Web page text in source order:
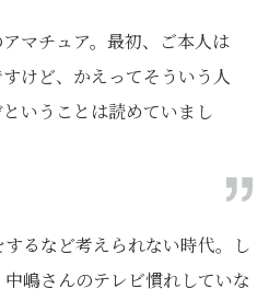
アマチュア。最初、ご本人は
けど、かえってそういう人
いうことは読めていまし
るなど考えられない時代。し
嶋さんのテレビ慣れしていな